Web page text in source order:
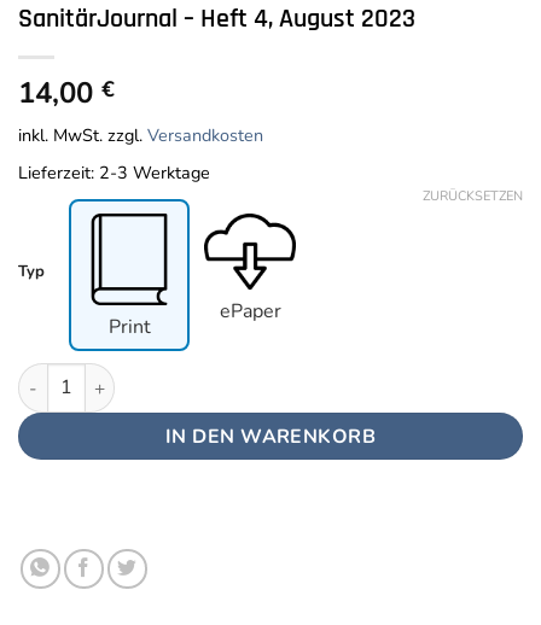
SanitärJournal – Heft 4, August 2023
14,00 €
inkl. MwSt. zzgl. Versandkosten
Lieferzeit: 2-3 Werktage
Typ
Print
ePaper
ZURÜCKSETZEN
SanitärJournal - Heft 4, August 2023 Menge
IN DEN WARENKORB